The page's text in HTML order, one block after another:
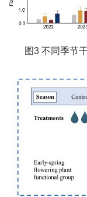
图3 不同季节